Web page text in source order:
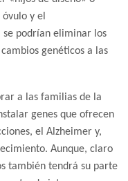
y el
podrían eliminar los
genéticos a las
a las familias de la
genes que ofrecen
el Alzheimer y,
Aunque, claro
también tendrá su parte